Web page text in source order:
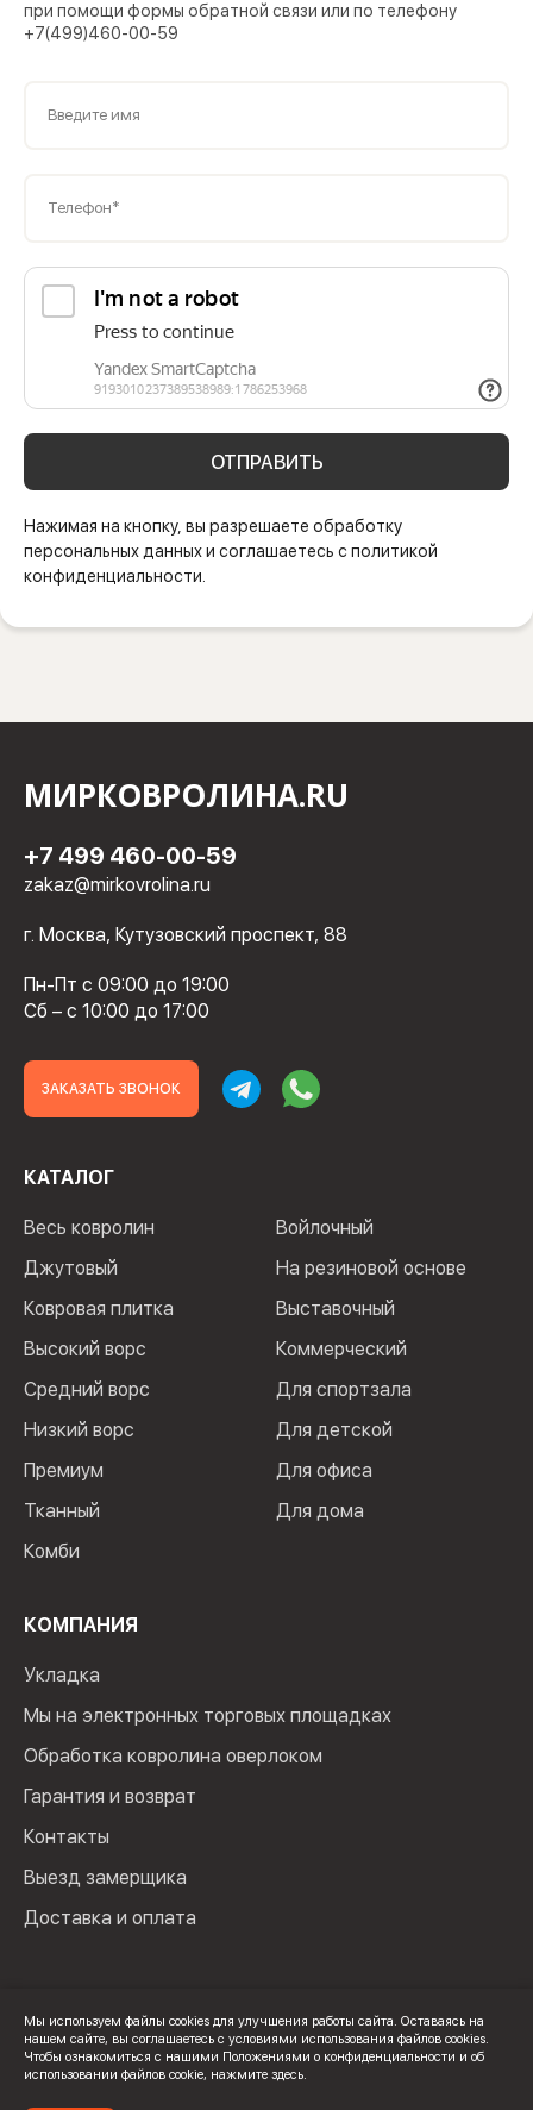
при помощи формы обратной связи или по телефону
+7(499)460-00-59
Введите имя
Телефон*
ОТПРАВИТЬ
Нажимая на кнопку, вы разрешаете обработку
персональных данных и соглашаетесь с политикой
конфиденциальности.
МИРКОВРОЛИНА.RU
+7 499 460-00-59
zakaz@mirkovrolina.ru
г. Москва, Кутузовский проспект, 88
Пн-Пт с 09:00 до 19:00
Сб – с 10:00 до 17:00
ЗАКАЗАТЬ ЗВОНОК
КАТАЛОГ
Весь ковролин
Джутовый
Ковровая плитка
Высокий ворс
Средний ворс
Низкий ворс
Премиум
Тканный
Комби
Войлочный
На резиновой основе
Выставочный
Коммерческий
Для спортзала
Для детской
Для офиса
Для дома
КОМПАНИЯ
Укладка
Мы на электронных торговых площадках
Обработка ковролина оверлоком
Гарантия и возврат
Контакты
Выезд замерщика
Доставка и оплата
© 2024 Мир Ковролина. ИП Зверев Максим Ильич. ИНН:
100502600325
Мы используем файлы cookies для улучшения работы сайта. Оставаясь на
нашем сайте, вы соглашаетесь с условиями использования файлов cookies.
Чтобы ознакомиться с нашими Положениями о конфиденциальности и об
использовании файлов cookie, нажмите здесь.